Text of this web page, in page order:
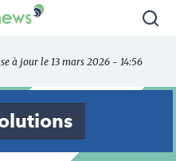
à jour le 13 mars 2026 - 14:56